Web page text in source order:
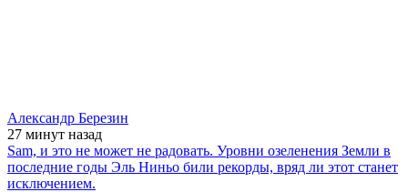
Александр Березин
27 минут назад
Sam, и это не может не радовать. Уровни озеленения Земли в
последние годы Эль Ниньо били рекорды, вряд ли этот станет
исключением.